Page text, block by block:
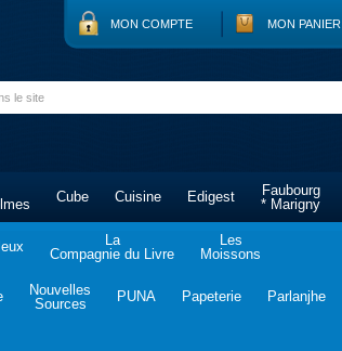
MON COMPTE MON PANIER
Cube Cuisine Edigest
Faubourg
* Marigny
La
Compagnie du Livre
Les
Moissons
Nouvelles
Sources
PUNA Papeterie Parlanjhe